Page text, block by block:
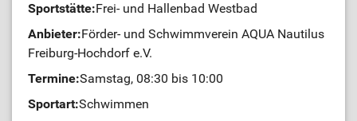
Sportstätte:Frei- und Hallenbad Westbad
Anbieter:Förder- und Schwimmverein AQUA Nautilus
Freiburg-Hochdorf e.V.
Termine:Samstag, 08:30 bis 10:00
Sportart:Schwimmen